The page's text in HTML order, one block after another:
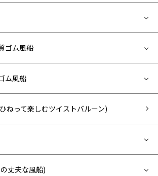
ゴム風船
ム風船
ねって楽しむツイストバルーン)
丈夫な風船)